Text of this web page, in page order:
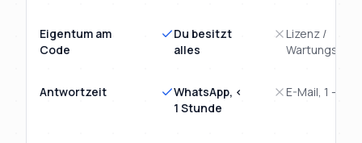
Eigentum am
Code
Du besitzt
alles
Lizenz /
Antwortzeit
WhatsApp, <
1 Stunde
E-Mail, 1 - 3